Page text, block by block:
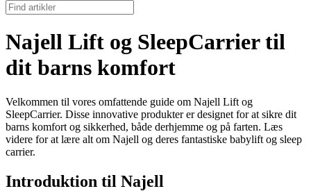
Najell Lift og SleepCarrier til
dit barns komfort
Velkommen til vores omfattende guide om Najell Lift og
SleepCarrier. Disse innovative produkter er designet for at sikre dit
barns komfort og sikkerhed, både derhjemme og på farten. Læs
videre for at lære alt om Najell og deres fantastiske babylift og sleep
carrier.
Introduktion til Najell